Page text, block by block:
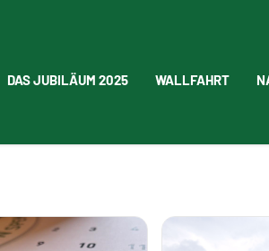
DAS JUBILÄUM 2025 WALLFAHRT